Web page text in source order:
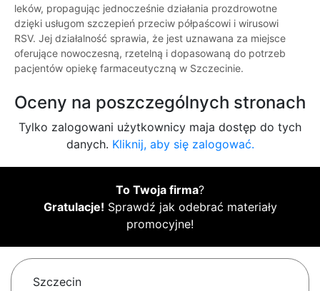
leków, propagując jednocześnie działania prozdrowotne
dzięki usługom szczepień przeciw półpaścowi i wirusowi
RSV. Jej działalność sprawia, że jest uznawana za miejsce
oferujące nowoczesną, rzetelną i dopasowaną do potrzeb
pacjentów opiekę farmaceutyczną w Szczecinie.
Oceny na poszczególnych stronach
Tylko zalogowani użytkownicy maja dostęp do tych
danych. Kliknij, aby się zalogować.
To Twoja firma?
Gratulacje! Sprawdź jak odebrać materiały
promocyjne!
Szczecin